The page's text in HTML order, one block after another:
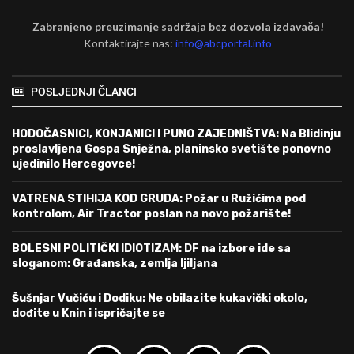
Zabranjeno preuzimanje sadržaja bez dozvola izdavača!
Kontaktirajte nas:info@abcportal.info
POSLJEDNJI ČLANCI
HODOČASNICI, KONJANICI I PUNO ZAJEDNIŠTVA: Na Blidinju
proslavljena Gospa Snježna, planinsko svetište ponovno
ujedinilo Hercegovce!
VATRENA STIHIJA KOD GRUDA: Požar u Ružićima pod
kontrolom, Air Tractor poslan na novo požarište!
BOLESNI POLITIČKI IDIOTIZAM: DF na izbore ide sa
sloganom: Građanska, zemlja ljiljana
Šušnjar Vučiću i Dodiku: Ne obilazite kukavički okolo,
dođite u Knin i ispričajte se